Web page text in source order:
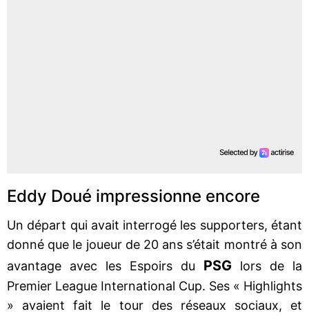
Eddy Doué impressionne encore
Un départ qui avait interrogé les supporters, étant
donné que le joueur de 20 ans s’était montré à son
avantage avec les Espoirs du PSG
lors de la
Premier League International Cup. Ses « Highlights
» avaient fait le tour des réseaux sociaux, et